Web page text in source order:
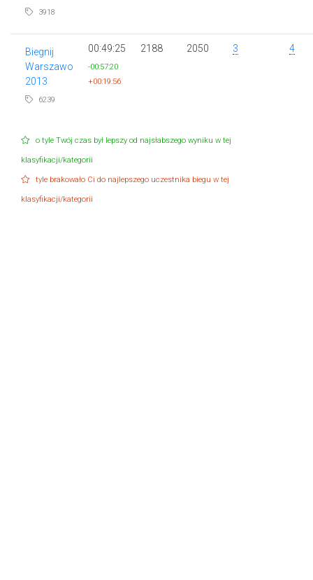
3918
Biegnij
Warszawo
2013
6239
00:49:25
-00:57:20
+00:19:56
2188 2050 3 4
o tyle Twój czas był lepszy od najsłabszego wyniku w tej
klasyfikacji/kategorii
tyle brakowało Ci do najlepszego uczestnika biegu w tej
klasyfikacji/kategorii